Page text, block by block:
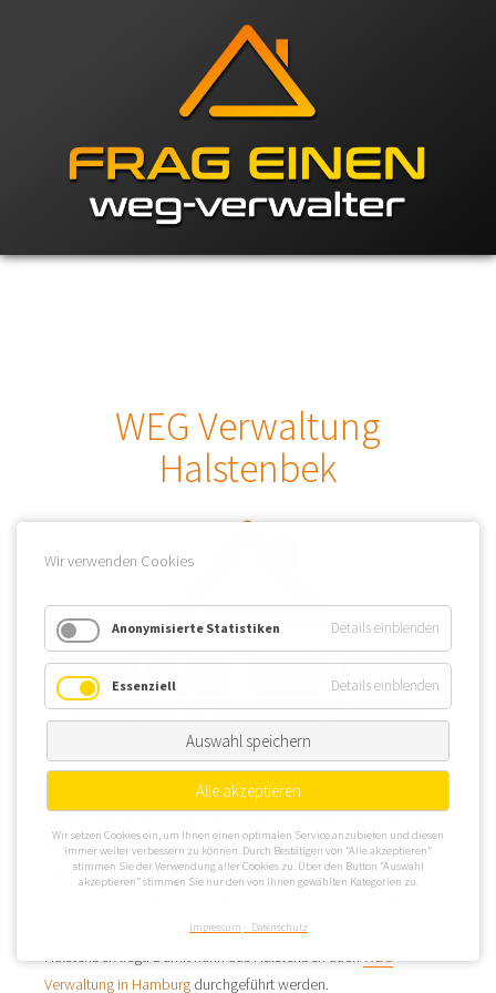
WEG Verwaltung
Halstenbek
Standort für eine WEG Verwaltung. Sollte eine WEG Verwaltung
Eigentümergemeinschaften im Osten von Halstenbek verwalten,
bis Hamburg, das im Osten / Südosten direkt benachbart zu
Halstenbek liegt. Damit kann aus Halstenbek auchWEG
Verwaltung in Hamburg durchgeführt werden.
Wir verwenden Cookies
Anonymisierte Statistiken Details einblenden
Essenziell Details einblenden
Auswahl speichern
Alle akzeptieren
Wir setzen Cookies ein, um Ihnen einen optimalen Service anzubieten und diesen
immer weiter verbessern zu können. Durch Bestätigen von “Alle akzeptieren”
stimmen Sie der Verwendung aller Cookies zu. Über den Button “Auswahl
akzeptieren” stimmen Sie nur den von Ihnen gewählten Kategorien zu.
Impressum Datenschutz